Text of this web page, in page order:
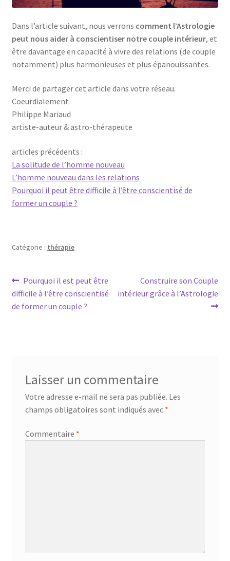
Dans l’article suivant, nous verrons comment l’Astrologie
peut nous aider à conscientiser notre couple intérieur, et
être davantage en capacité à vivre des relations (de couple
notamment) plus harmonieuses et plus épanouissantes.
Merci de partager cet article dans votre réseau.
Coeurdialement
Philippe Mariaud
artiste-auteur & astro-thérapeute
articles précédents :
La solitude de l’homme nouveau
L’homme nouveau dans les relations
Pourquoi il peut être difficile à l’être conscientisé de
former un couple ?
Catégorie : thérapie
Navigation
de
Article
précédent :
Pourquoi il est peut être
difficile à l’être conscientisé
de former un couple ?
Article
suivant :
Construire son Couple
intérieur grâce à l’Astrologie
Laisser un commentaire
Votre adresse e-mail ne sera pas publiée. Les
champs obligatoires sont indiqués avec *
Commentaire *